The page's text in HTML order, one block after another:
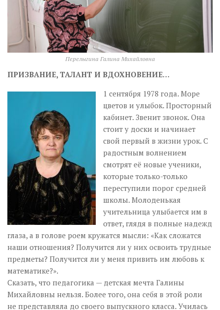
Перелыгина Галина Михайловна
ПРИЗВАНИЕ, ТАЛАНТ И ВДОХНОВЕНИЕ…
1 сентября 1978 года. Море
цветов и улыбок. Просторный
кабинет. Звенит звонок. Она
стоит у доски и начинает
свой первый в жизни урок. С
радостным волнением
смотрят её новые ученики,
которые только-только
переступили порог средней
школы. Молоденькая
учительница улыбается им в
ответ, глядя в полные надежд
глаза, а в голове роем кружатся мысли: «Как сложатся
наши отношения? Получится ли у них освоить трудные
предметы? Получится ли у меня привить им любовь к
математике?».
Сказать, что педагогика — детская мечта Галины
Михайловны нельзя. Более того, она себя в этой роли
не представляла до своего выпускного класса. Училась